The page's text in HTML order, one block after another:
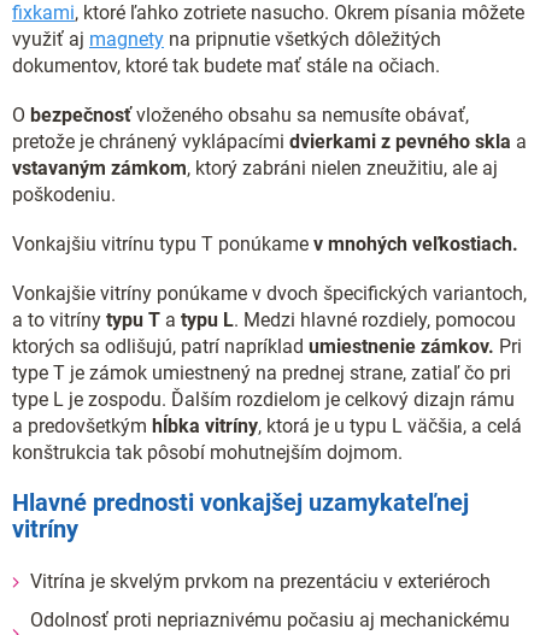
fixkami, ktoré ľahko zotriete nasucho. Okrem písania môžete
využiť aj magnety na pripnutie všetkých dôležitých
dokumentov, ktoré tak budete mať stále na očiach.
O bezpečnosťvloženého obsahu sa nemusíte obávať,
pretože je chránený vyklápacími dvierkami z pevného skla a
vstavaným zámkom, ktorý zabráni nielen zneužitiu, ale aj
poškodeniu.
Vonkajšiu vitrínu typu T ponúkame v mnohých veľkostiach.
Vonkajšie vitríny ponúkame v dvoch špecifických variantoch,
a to vitríny typu T a typu L. Medzi hlavné rozdiely, pomocou
ktorých sa odlišujú, patrí napríklad umiestnenie zámkov. Pri
type T je zámok umiestnený na prednej strane, zatiaľ čo pri
type L je zospodu. Ďalším rozdielom je celkový dizajn rámu
a predovšetkým hĺbka vitríny, ktorá je u typu L väčšia, a celá
konštrukcia tak pôsobí mohutnejším dojmom.
Hlavné prednosti vonkajšej uzamykateľnej
vitríny
Vitrína je skvelým prvkom na prezentáciu v exteriéroch
Odolnosť proti nepriaznivému počasiu aj mechanickému